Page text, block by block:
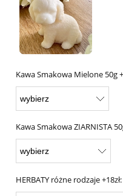
Kawa Smakowa Mielone 50g +
Kawa Smakowa ZIARNISTA
HERBATY różne rodzaje +18zł: